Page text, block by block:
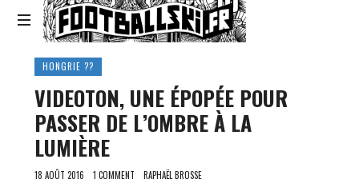
Footballski
Le
football
d'Europe
centrale
et
d'Europe
l'Est
HONGRIE ??
VIDEOTON, UNE ÉPOPÉE POUR
PASSER DE L’OMBRE À LA
LUMIÈRE
18 AOÛT 2016 1 COMMENT RAPHAËL BROSSE